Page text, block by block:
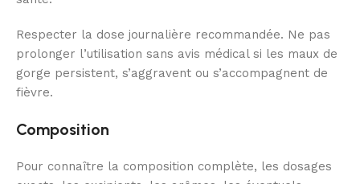
Respecter la dose journalière recommandée. Ne pas
prolonger l’utilisation sans avis médical si les maux de
gorge persistent, s’aggravent ou s’accompagnent de
fièvre.
Composition
Pour connaître la composition complète, les dosages